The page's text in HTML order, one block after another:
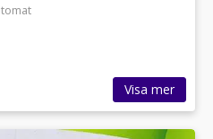
Visa mer